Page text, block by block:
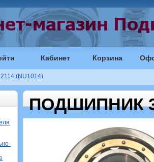
Кабинет Корзина
(NU1014)
ПОДШИПНИК